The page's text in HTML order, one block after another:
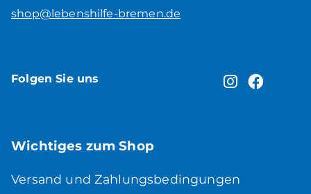
shop@lebenshilfe-bremen.de
Folgen Sie uns
Wichtiges zum Shop
Versand und Zahlungsbedingungen